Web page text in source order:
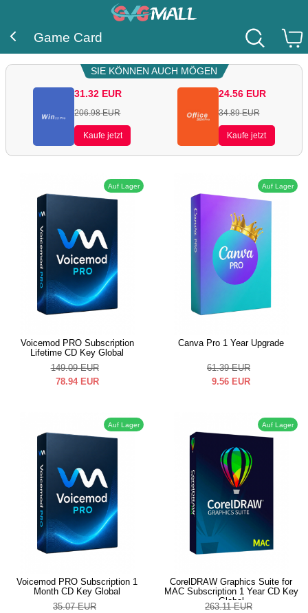
Game Card
SIE KÖNNEN AUCH MÖGEN
31.32 EUR
206.98 EUR
Kaufe jetzt
24.56 EUR
34.89 EUR
Kaufe jetzt
Auf Lager
Voicemod PRO Subscription
Lifetime CD Key Global
149.09 EUR
78.94 EUR
Auf Lager
Canva Pro 1 Year Upgrade
61.39 EUR
9.56 EUR
Auf Lager
Voicemod PRO Subscription 1
Month CD Key Global
35.07 EUR
Auf Lager
CorelDRAW Graphics Suite for
MAC Subscription 1 Year CD Key
Global
263.11 EUR